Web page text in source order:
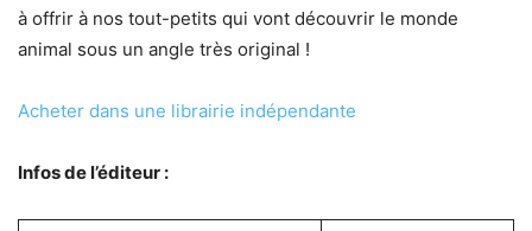
à offrir à nos tout-petits qui vont découvrir le monde
animal sous un angle très original !
Acheter dans une librairie indépendante
Infos de l’éditeur :